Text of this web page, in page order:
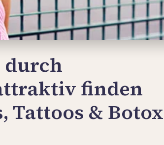
durch
finden
Tattoos & Botox